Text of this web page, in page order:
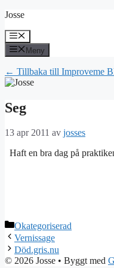
Hoppa
innehåll
Josse
Meny
Meny
← Tillbaka till Improveme
Seg
13 apr 2011 av josses
Haft en bra dag på
Kategorier
Okategoriserad
Vernissage
Död.gris.nu
© 2026 Josse • Byggt med